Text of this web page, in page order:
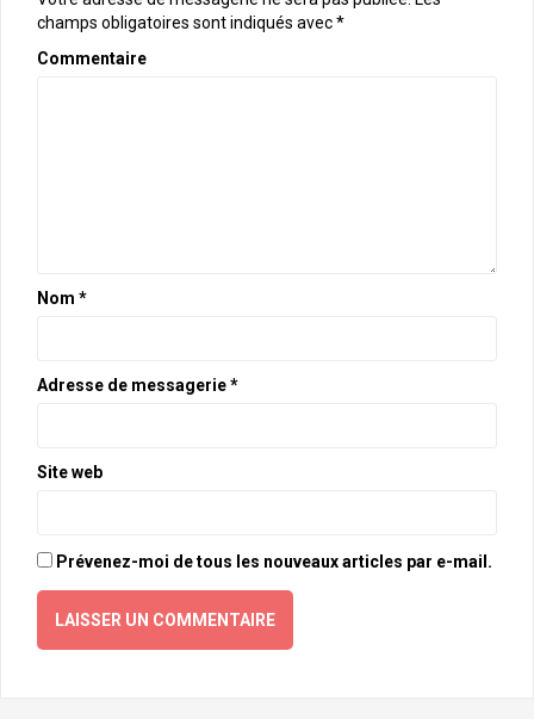
champs obligatoires sont indiqués avec*
Commentaire
Nom *
Adresse de messagerie*
Site web
Prévenez-moi de tous les nouveaux articles par e-mail.